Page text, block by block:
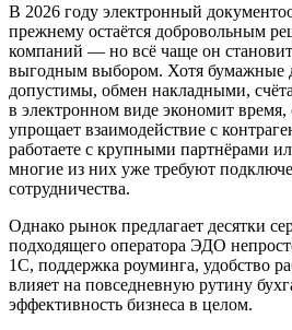
В 2026 году электронный
прежнему остаётся добровольным
компаний — но всё чаще он
выгодным выбором. Хотя бумажные
допустимы, обмен накладными,
в электронном виде экономит
упрощает взаимодействие с
работаете с крупными партнёрами
многие из них уже требуют
сотрудничества.
Однако рынок предлагает десятки
подходящего оператора ЭДО
1С, поддержка роуминга, удобство
влияет на повседневную рутину
эффективность бизнеса в целом.